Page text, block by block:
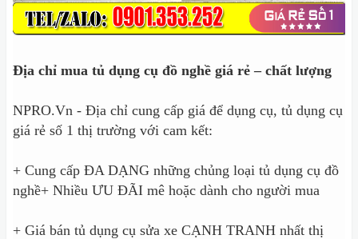
Địa chỉ mua tủ dụng cụ đồ nghề giá rẻ – chất lượng
NPRO.Vn - Địa chỉ cung cấp giá để dụng cụ, tủ dụng cụ
giá rẻ số 1 thị trường với cam kết:
+ Cung cấp ĐA DẠNG những chủng loại tủ dụng cụ đồ
nghề+ Nhiều ƯU ĐÃI mê hoặc dành cho người mua
+ Giá bán tủ dụng cụ sửa xe CẠNH TRANH nhất thị